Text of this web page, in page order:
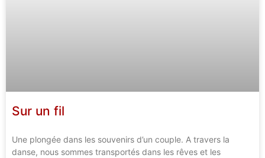
Sur un fil
Une plongée dans les souvenirs d’un couple. A travers la
danse, nous sommes transportés dans les rêves et les